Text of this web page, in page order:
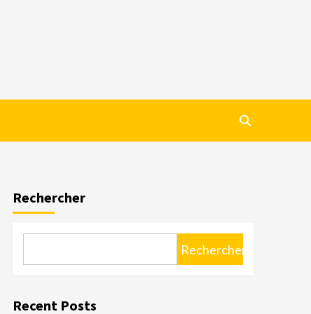
Rechercher
Rechercher
Recent Posts